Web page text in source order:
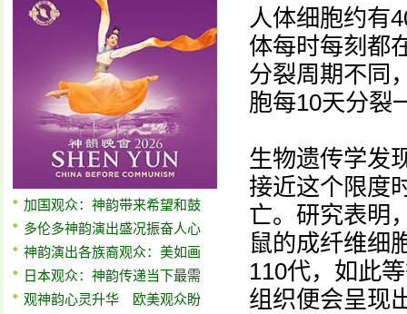
加国观众：神韵带来希望和鼓
多伦多神韵演出盛况振奋人心
神韵演出各族裔观众：美如画
日本观众：神韵传递当下最需
观神韵心灵升华 欧美观众盼
人体细胞约有
体每时每刻都
分裂周期不同
胞每10天分裂
生物遗传学发
接近这个限度
亡。研究表明
鼠的成纤维细
110代，如此
组织便会呈现